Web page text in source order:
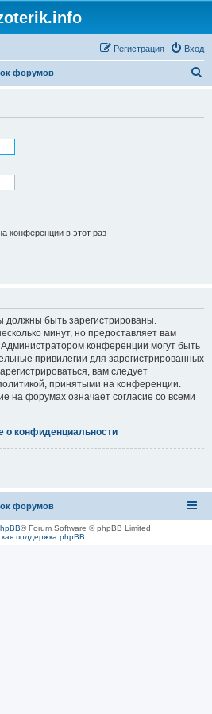
Вход
Регистрация
форумов
конференции в этот раз
быть зарегистрированы.
минут, но предоставляет вам
конференции могут быть
привилегии для зарегистрированных
вам следует
принятыми на конференции.
на форумах означает согласие со всеми
о конфиденциальности
форумов
® Forum Software © phpBB Limited
поддержка phpBB